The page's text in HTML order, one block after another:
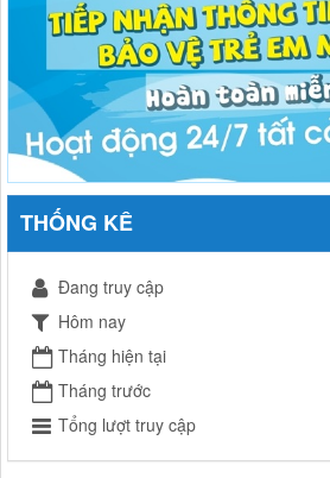
THỐNG KÊ
Đang truy cập
Hôm nay
Tháng hiện tại
Tháng trước
Tổng lượt truy cập